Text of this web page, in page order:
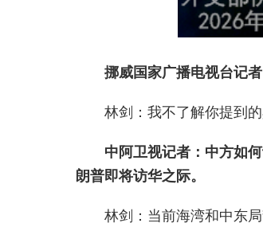
挪威国家广播电视台记
林剑：我不了解你提到
中阿卫视记者：中方如
朗普即将访华之际。
林剑：当前海湾和中东